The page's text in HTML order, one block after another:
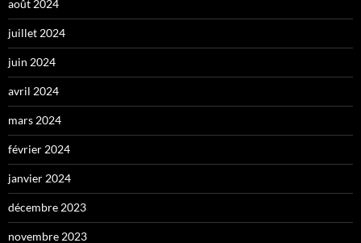
août 2024
juillet 2024
juin 2024
avril 2024
mars 2024
février 2024
janvier 2024
décembre 2023
novembre 2023